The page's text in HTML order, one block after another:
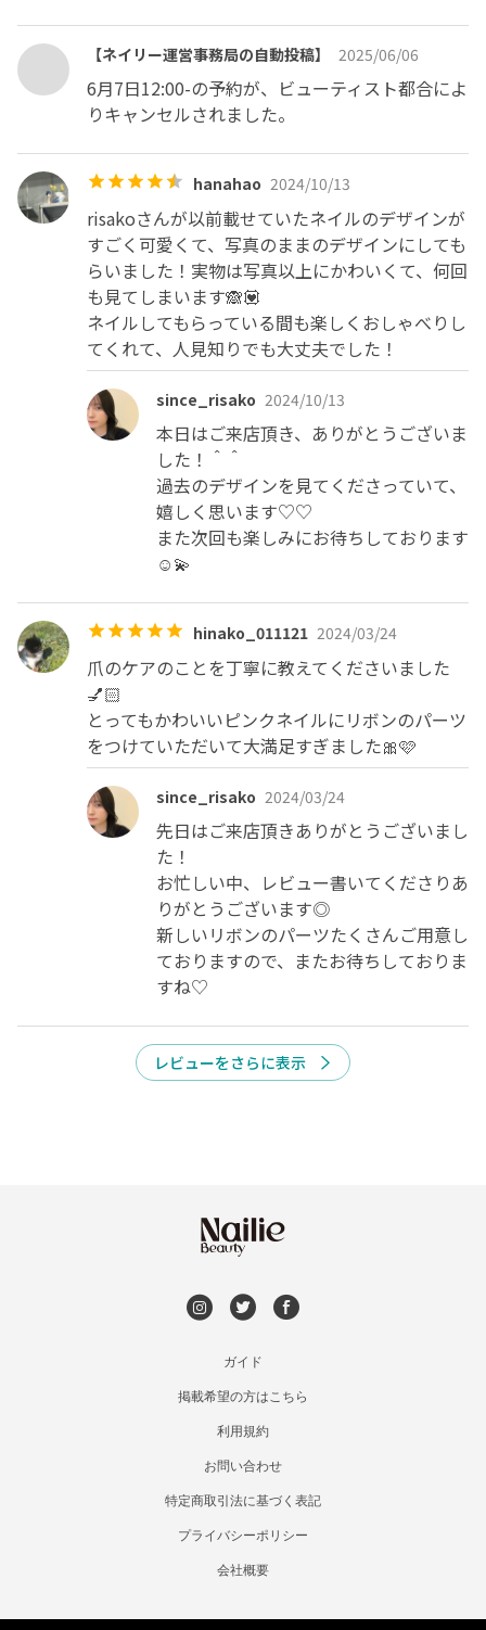
【ネイリー運営事務局の自動投稿】 2025/06/06
6月7日12:00-の予約が、ビューティスト都合によ
りキャンセルされました。
hanahao 2024/10/13
risakoさんが以前載せていたネイルのデザインが
すごく可愛くて、写真のままのデザインにしても
らいました！実物は写真以上にかわいくて、何回
も見てしまいます🙈💟
ネイルしてもらっている間も楽しくおしゃべりし
てくれて、人見知りでも大丈夫でした！
since_risako 2024/10/13
本日はご来店頂き、ありがとうございま
した！＾＾
過去のデザインを見てくださっていて、
嬉しく思います♡♡
また次回も楽しみにお待ちしております
☺️💫
hinako_011121 2024/03/24
爪のケアのことを丁寧に教えてくださいました
💅🏻
とってもかわいいピンクネイルにリボンのパーツ
をつけていただいて大満足すぎました🎀🩷
since_risako 2024/03/24
先日はご来店頂きありがとうございまし
た！
お忙しい中、レビュー書いてくださりあ
りがとうございます◎
新しいリボンのパーツたくさんご用意し
ておりますので、またお待ちしておりま
すね♡
レビューをさらに表示
ガイド
掲載希望の方はこちら
利用規約
お問い合わせ
特定商取引法に基づく表記
プライバシーポリシー
会社概要